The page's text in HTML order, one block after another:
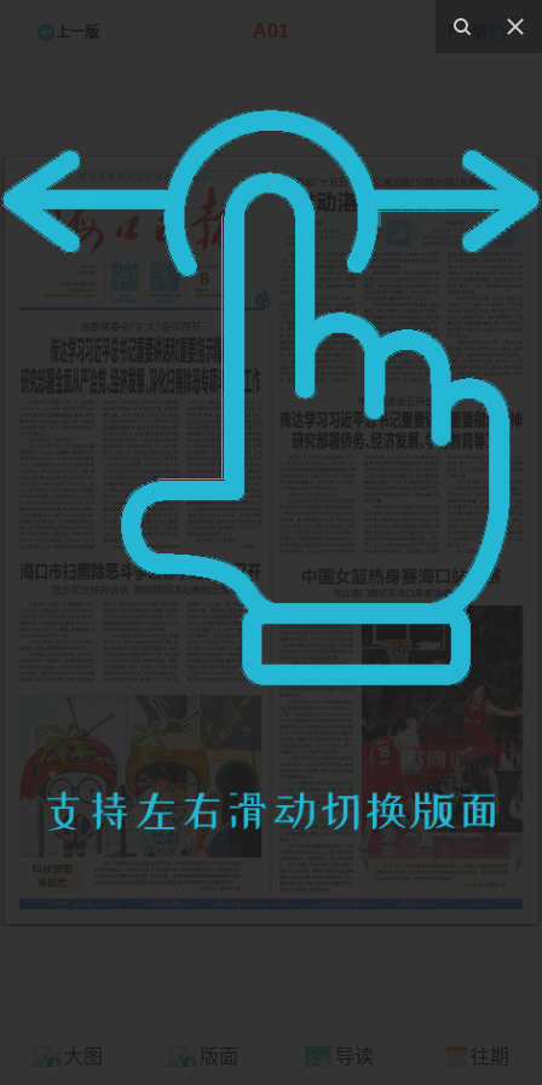
上一版 A01 下一版
大图 版面 导读 往期